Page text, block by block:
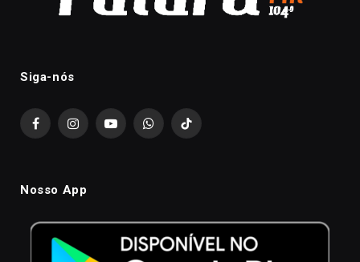
Siga-nós
FacebookInstagramYouTubeWhatsAppTikTok
Nosso App